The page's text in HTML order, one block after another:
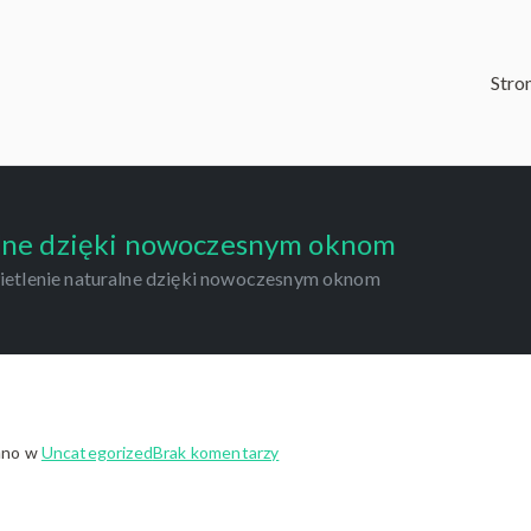
dzięki nowoczesnym oknom
naturalne dzięki nowoczesnym oknom
wUncategorizedBrak komentarzydo